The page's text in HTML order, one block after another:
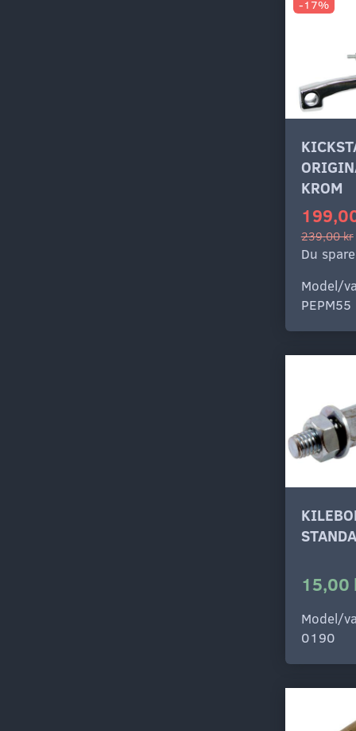
-17%
KROM
239,00 kr
Du
Model/
PEPM55
15,00
Model/
0190